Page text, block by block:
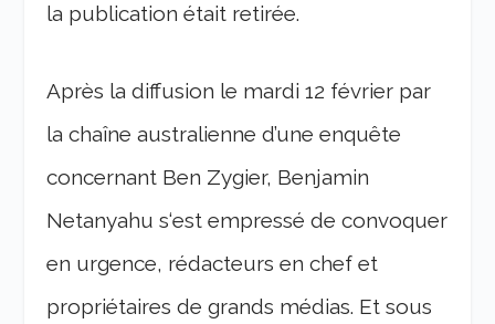
la publication était retirée.
Après la diffusion le mardi 12 février par
la chaîne australienne d’une enquête
concernant Ben Zygier, Benjamin
Netanyahu s‘est empressé de convoquer
en urgence, rédacteurs en chef et
propriétaires de grands médias. Et sous